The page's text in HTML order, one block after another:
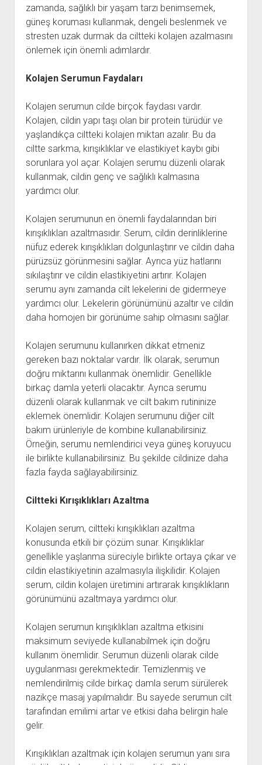
zamanda, sağlıklı bir yaşam tarzı benimsemek,
güneş koruması kullanmak, dengeli beslenmek ve
stresten uzak durmak da ciltteki kolajen azalmasını
önlemek için önemli adımlardır.
Kolajen Serumun Faydaları
Kolajen serumun cilde birçok faydası vardır.
Kolajen, cildin yapı taşı olan bir protein türüdür ve
yaşlandıkça ciltteki kolajen miktarı azalır. Bu da
ciltte sarkma, kırışıklıklar ve elastikiyet kaybı gibi
sorunlara yol açar. Kolajen serumu düzenli olarak
kullanmak, cildin genç ve sağlıklı kalmasına
yardımcı olur.
Kolajen serumunun en önemli faydalarından biri
kırışıklıkları azaltmasıdır. Serum, cildin derinliklerine
nüfuz ederek kırışıklıkları dolgunlaştırır ve cildin daha
pürüzsüz görünmesini sağlar. Ayrıca yüz hatlarını
sıkılaştırır ve cildin elastikiyetini artırır. Kolajen
serumu aynı zamanda cilt lekelerini de gidermeye
yardımcı olur. Lekelerin görünümünü azaltır ve cildin
daha homojen bir görünüme sahip olmasını sağlar.
Kolajen serumunu kullanırken dikkat etmeniz
gereken bazı noktalar vardır. İlk olarak, serumun
doğru miktarını kullanmak önemlidir. Genellikle
birkaç damla yeterli olacaktır. Ayrıca serumu
düzenli olarak kullanmak ve cilt bakım rutininize
eklemek önemlidir. Kolajen serumunu diğer cilt
bakım ürünleriyle de kombine kullanabilirsiniz.
Örneğin, serumu nemlendirici veya güneş koruyucu
ile birlikte kullanabilirsiniz. Bu şekilde cildinize daha
fazla fayda sağlayabilirsiniz.
Ciltteki Kırışıklıkları Azaltma
Kolajen serum, ciltteki kırışıklıkları azaltma
konusunda etkili bir çözüm sunar. Kırışıklıklar
genellikle yaşlanma süreciyle birlikte ortaya çıkar ve
cildin elastikiyetinin azalmasıyla ilişkilidir. Kolajen
serum, cildin kolajen üretimini artırarak kırışıklıkların
görünümünü azaltmaya yardımcı olur.
Kolajen serumun kırışıklıkları azaltma etkisini
maksimum seviyede kullanabilmek için doğru
kullanım önemlidir. Serumun düzenli olarak cilde
uygulanması gerekmektedir. Temizlenmiş ve
nemlendirilmiş cilde birkaç damla serum sürülerek
nazikçe masaj yapılmalıdır. Bu sayede serumun cilt
tarafından emilimi artar ve etkisi daha belirgin hale
gelir.
Kırışıklıkları azaltmak için kolajen serumun yanı sıra